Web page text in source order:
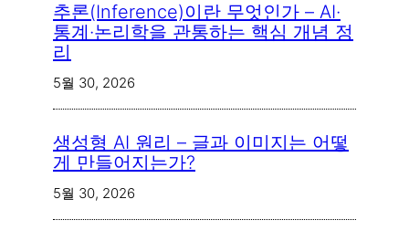
추론(Inference)이란 무엇인가 – AI·
통계·논리학을 관통하는 핵심 개념 정
리
5월 30, 2026
생성형 AI 원리 – 글과 이미지는 어떻
게 만들어지는가?
5월 30, 2026